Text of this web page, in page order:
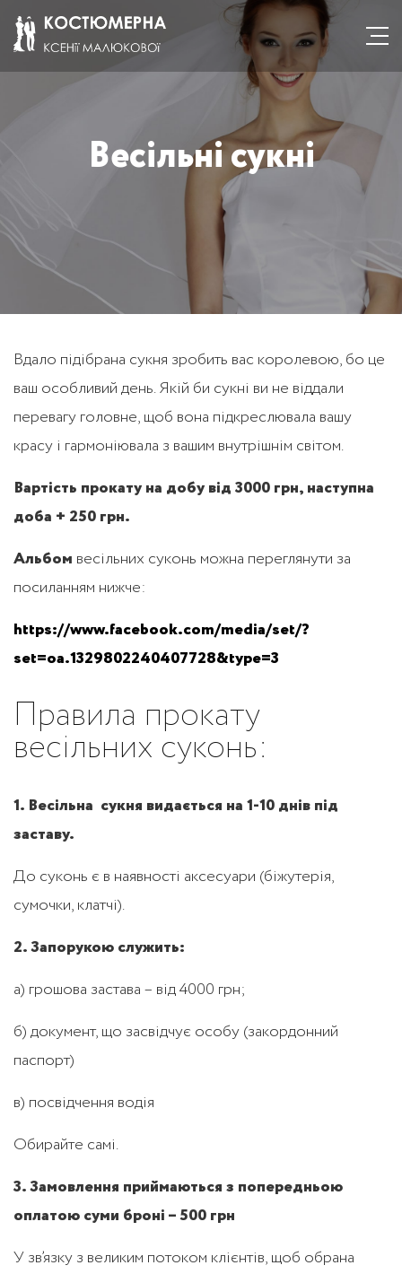
Весільні сукні
Вдало підібрана сукня зробить вас королевою, бо це
ваш особливий день. Якій би сукні ви не віддали
перевагу головне, щоб вона підкреслювала вашу
красу і гармоніювала з вашим внутрішнім світом.
Вартість прокату на добу від 3000 грн, наступна
доба + 250 грн.
Альбом весільних суконь можна переглянути за
посиланням нижче:
https://www.facebook.com/media/set/?
set=oa.1329802240407728&type=3
Правила прокату
весільних суконь:
1. Весільна сукня видається на 1-10 днів під
заставу.
До суконь є в наявності аксесуари (біжутерія,
сумочки, клатчі).
2. Запорукою служить:
а) грошова застава – від 4000 грн;
б) документ, що засвідчує особу (закордонний
паспорт)
в) посвідчення водія
Обирайте самі.
3. Замовлення приймаються з попередньою
оплатою суми броні – 500 грн
У зв’язку з великим потоком клієнтів, щоб обрана